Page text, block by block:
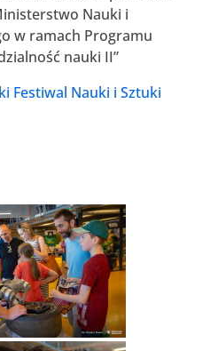
Nauki i
w ramach Programu
nauki II”
Festiwal Nauki i Sztuki